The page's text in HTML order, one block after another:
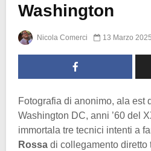
Washington
Nicola Comerci 13 Marzo 2025
Fotografia di anonimo, ala est
Washington DC, anni ’60 del
immortala tre tecnici intenti a
Rossa di collegamento diretto